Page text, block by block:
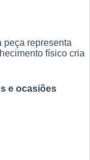
peça representa
físico cria
e ocasiões